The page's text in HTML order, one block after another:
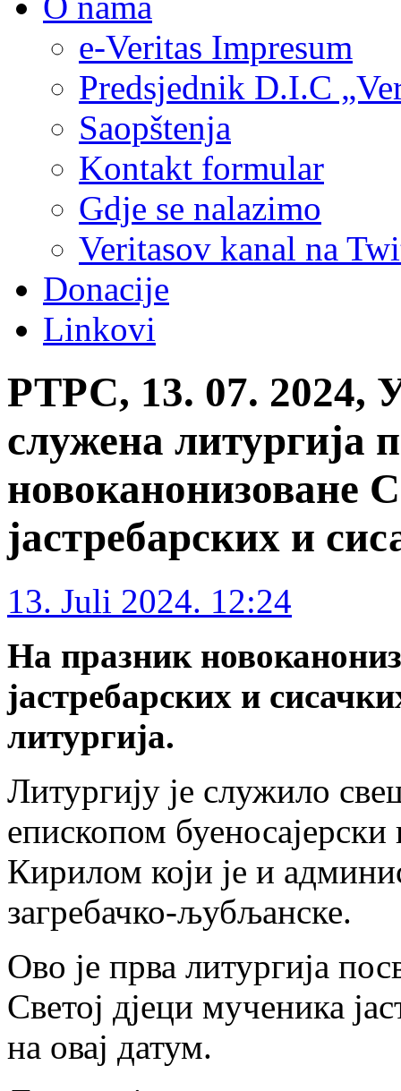
e-Veritas Impresum
Predsjednik D.I.C
Saopštenja
Kontakt formular
Gdje se nalazimo
Veritasov kanal na
Donacije
Linkovi
РТРС, 13. 07. 2024,
служена литургија
новоканонизоване
јастребарских и
13. Juli 2024. 12:24
На празник
јастребарских и
литургија.
Литургију је служило
епископом
Кирилом који је и
загребачко-љубљанске.
Ово је прва литургија
Светој дјеци мученика
на овај датум.